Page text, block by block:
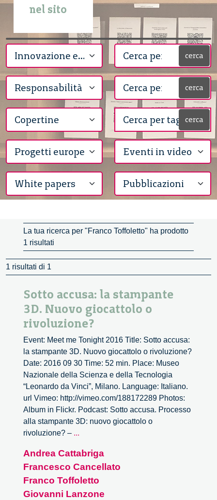
nel sito
cerca
cerca
cerca
La tua ricerca per "Franco Toffoletto" ha prodotto
1 risultati
1 risultati di 1
Sotto accusa: la stampante
3D. Nuovo giocattolo o
rivoluzione?
Event: Meet me Tonight 2016 Title: Sotto accusa:
la stampante 3D. Nuovo giocattolo o rivoluzione?
Date: 2016 09 30 Time: 52 min. Place: Museo
Nazionale della Scienza e della Tecnologia
“Leonardo da Vinci”, Milano. Language: Italiano.
url Vimeo: http://vimeo.com/188172289 Photos:
Album in Flickr. Podcast: Sotto accusa. Processo
alla stampante 3D: nuovo giocattolo o
rivoluzione? – ...
la
stampante
3D.
Nuovo
Andrea Cattabriga
Francesco Cancellato
Franco Toffoletto
Giovanni Lanzone